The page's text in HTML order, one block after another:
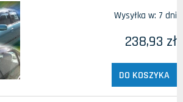
Wysyłka w: 7 dni
238,93 zł
DO KOSZYKA